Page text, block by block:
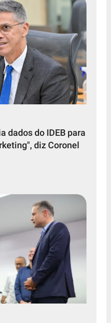
dados do IDEB para
diz Coronel